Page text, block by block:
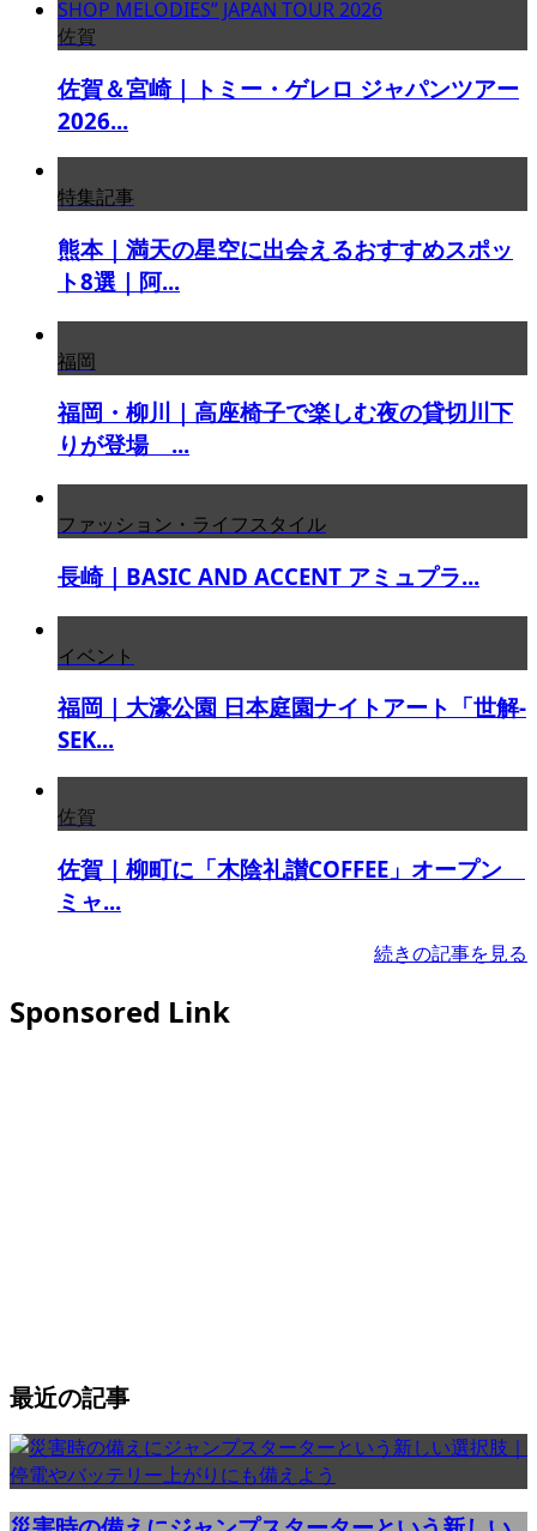
佐賀
佐賀＆宮崎｜トミー・ゲレロ ジャパンツアー
2026...
特集記事
熊本｜満天の星空に出会えるおすすめスポッ
ト8選｜阿...
福岡
福岡・柳川｜高座椅子で楽しむ夜の貸切川下
りが登場 ...
ファッション・ライフスタイル
長崎｜BASIC AND ACCENT アミュプラ...
イベント
福岡｜大濠公園 日本庭園ナイトアート「世解-
SEK...
佐賀
佐賀｜柳町に「木陰礼讃COFFEE」オープン
ミャ...
続きの記事を見る
Sponsored Link
最近の記事